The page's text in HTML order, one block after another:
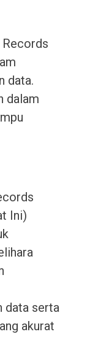
Records
data.
dalam
Ini)
data serta
akurat